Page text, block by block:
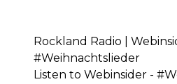
Rockland Radio |
#Weihnachtslieder
Listen to Webinsider -